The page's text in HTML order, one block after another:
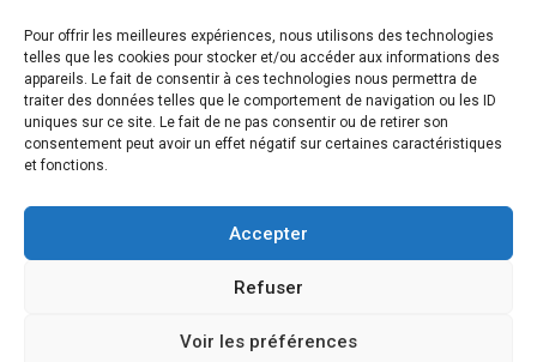
Pour offrir les meilleures expériences, nous utilisons des technologies
telles que les cookies pour stocker et/ou accéder aux informations des
appareils. Le fait de consentir à ces technologies nous permettra de
traiter des données telles que le comportement de navigation ou les ID
uniques sur ce site. Le fait de ne pas consentir ou de retirer son
consentement peut avoir un effet négatif sur certaines caractéristiques
et fonctions.
Accepter
Refuser
Voir les préférences
Ultra HD Blu-ray™, jusqu’à 100Go/disque
Sortie vidéo
Compatibilité avec les téléviseurs 4K 120Hz et
8K, VRR (spécification HDMI v. 2.1)
“Tempest” 3D AudioTec